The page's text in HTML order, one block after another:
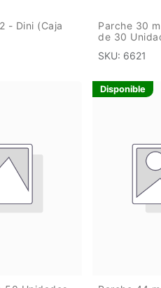
- Dini (Caja
Parche 30
de 30
SKU: 6621
Disponible